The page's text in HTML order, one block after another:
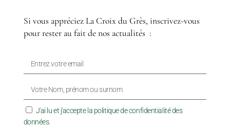
Si vous appréciez La Croix du Grès, inscrivez-vous
pour rester au fait de nos actualités :
J'ai lu et j'accepte la politique de confidentialité des
données.